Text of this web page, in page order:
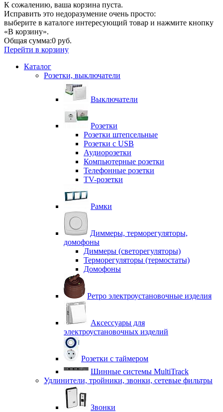
К сожалению, ваша корзина пуста.
Исправить это недоразумение очень просто:
выберите в каталоге интересующий товар и нажмите кнопку
«В корзину».
Общая сумма:0 руб.
Перейти в корзину
Каталог
Розетки, выключатели
Выключатели
Розетки
Розетки штепсельные
Розетки с USB
Аудиорозетки
Компьютерные розетки
Телефонные розетки
TV-розетки
Рамки
Диммеры, терморегуляторы,
домофоны
Диммеры (светорегуляторы)
Терморегуляторы (термостаты)
Домофоны
Ретро электроустановочные изделия
Аксессуары для
электроустановочных изделий
Розетки с таймером
Шинные системы MultiTrack
Удлинители, тройники, звонки, сетевые фильтры
Звонки